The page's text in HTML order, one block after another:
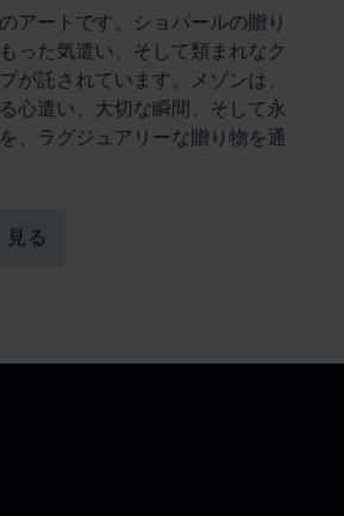
アートです。ショパールの贈り
った気遣い、そして類まれなク
が託されています。メゾンは、
心遣い、大切な瞬間、そして永
、ラグジュアリーな贈り物を通
見る